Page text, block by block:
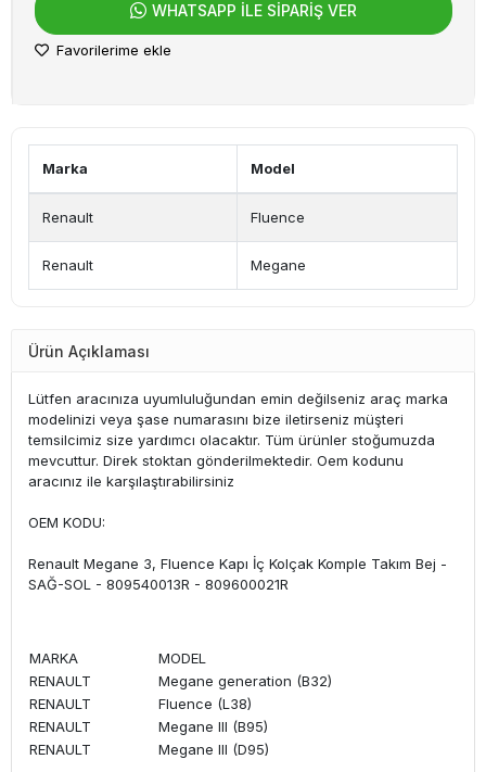
WHATSAPP İLE SİPARİŞ VER
Favorilerime ekle
Marka Model
Renault Fluence
Renault Megane
Ürün Açıklaması
Lütfen aracınıza uyumluluğundan emin değilseniz araç marka
modelinizi veya şase numarasını bize iletirseniz müşteri
temsilcimiz size yardımcı olacaktır. Tüm ürünler stoğumuzda
mevcuttur. Direk stoktan gönderilmektedir. Oem kodunu
aracınız ile karşılaştırabilirsiniz
OEM KODU:
Renault Megane 3, Fluence Kapı İç Kolçak Komple Takım Bej -
SAĞ-SOL - 809540013R - 809600021R
MARKA
MODEL
RENAULT
Megane generation (B32)
RENAULT
Fluence (L38)
RENAULT
Megane III (B95)
RENAULT
Megane III (D95)